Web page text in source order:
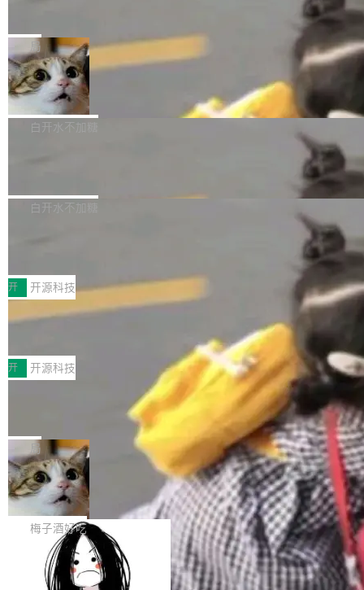
是把这段空隙补上。 回退到任何一次编辑：Delt
aDB 捕获 commit 之间的每一次操作，...
微软同期总资本开支的四成。 与亚马逊、Alpha
bet、微软以及 Meta 等传统科技巨头相比，Spa
ceXAI的资金消耗速度尤为引人瞩目。然而，支
撑庞大支出的资金来源却呈现出截然不同的面
貌。数据显示，微软和 Meta 主要依托充沛的经
一个在终端里运行的编程 agent；Muse Spark
1.2，驱动这个 agent 的新模型。一句话概括：
你可以用 curl -fsSL https://dev.meta.ai/install.
sh | bash 安装一个能在大项目里自动规划、写
代码、验证结果的 AI 终端工具。 据介绍，Muse
个主 agent 循环，外加一组后台 agent。这些后
局
美团开源 LoHoSearch，用知识图谱校
准 AI 能力认知
机器出题的前提，是让机器拥有全局视野。整个
构建流程可以分为四个环节：建图 → 控制难度
白开水不加糖
库，并将作为transport接入Mooncake TENT。
MPComm将作为一种传输引擎接入Mooncake T
ENT，实现零拷贝传输性能提升30%、非零拷贝
传输性能最高提升5倍。UCL-MPComm底层基
于自研UCL-Engine通信引擎，后续腾讯网平将
持续开源更多基于UCL-Engine的高性能通信组
件。 腾讯网平团队在UCL-MPComm中实现了一
个独立于业务线程的全局通信引擎（Engine），
白开水不加糖
型案例入选名单》，深信服“面向企业研发场景的
开源 AI 编程平台 CoStrict 应用”凭借卓越的技术
创新与落地成效成功入选。 全链路私有化部署，
助力企业AI研发安全落地 当前，越来越多企业已
经开始引入 AI Coding 工具，通过调用公有云模
型或企业内部部署模型提升研发效率。但随着 AI
Coding 从个人辅助工具逐步走向团队级、组织
级应用，企业在规模化落地过程中，对安全性、
可控性和代码质量提出了更高要求。 首先是数据
安全与合规要求。对于大多数普通研发场景，公
有云模型能够满足快速试用和效率提升的需求。
但对于金融、能源、医疗等对数据安全要求较...
开 开源科技
深信服AI算力网关入选工信部人工智能
前不久，工业和信息化部正式发布《2025年人工
智能应用典型案例名单》，集中展示人工智能在
各领域的应用成果，覆盖技术底座、行业赋能、
产品应用、支撑保障、专题等五大方向。深信服
AI算力网关（AI创新平台）成功入选！ 随着各行
各业的Agent走向规模化建设，算力构成形态逐
渐丰富，用户关注的重点也在发生变化：不只是
让AI用起来，还要进一步看清混合算力时代下，
Token花在哪里、算力是否被充分利用，以及持
续增长的AI成本该如何优化。 深信服AI算力网关
正是围绕这些实际问题，从Token治理和成本治
理两个方面，让用户的每一份算力都看得清、管
得住、用得稳、省得下、更安全！ 一、从现在开
开 开源科技
Jeff Dean 离开 Google：一个时代的结
束，一个实验室的开始
Google 员工编号 20。MapReduce 作者之一。
Bigtable 作者之一。TensorFlow 的作者之一。
Gemini 的架构师。Google 首席科学家。 Jeff D
ean 在 Google 工作了 27 年后，宣布离职。 他
不是一个人走。一同离开的还有 Sanjay Ghema
wat（Google 员工编号 23，Jeff Dean 二十多
年的编程搭档，MapReduce 和 Bigtable 的共同
作者）、Quoc Le（Google 大脑核心成员，Se
q2Seq 和 DocAI 的共同发明人）以及 Oriol Vin
局
🔥 SolonCode v2026.8.4 发布：界面
字体可调、22 种语言、记忆搜索增强
打开终端就能上岗的全中文编码智能体，这一轮
把「看得清、用母语、记得住」三件事一次补
齐。 SolonCode 是什么 SolonCode 是杭州无
耳科技研发的企业级终端编码智能体——一位全
中文驱动的数字员工，自主理解需求、规划步
梅子酒好吃
让“代码语义理解”深度释放AI Coding
价值潜能：华为云码道（CodeArts）
一、代码仓深度理解技术的作用与价值 在软件工